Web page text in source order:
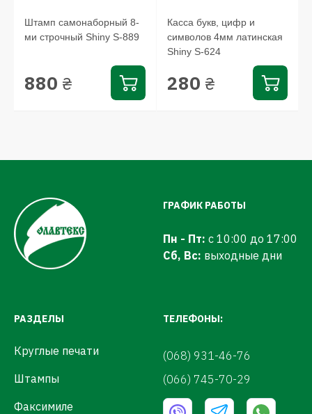
Штамп самонаборный 8-
ми строчный Shiny S-889
880 ₴
Касса букв, цифр и
символов 4мм латинская
Shiny S-624
280 ₴
ГРАФИК РАБОТЫ
Пн - Пт: с 10:00 до 17:00
Сб, Вс: выходные дни
РАЗДЕЛЫ
Круглые печати
Штампы
Факсимиле
ТЕЛЕФОНЫ:
(068) 931-46-76
(066) 745-70-29